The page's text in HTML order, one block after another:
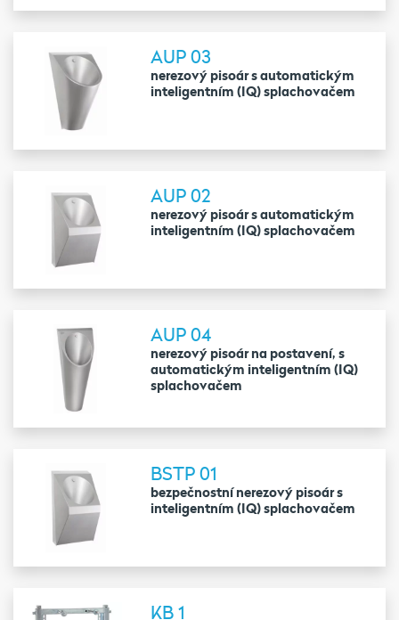
AUP 03
nerezový pisoár s automatickým
inteligentním (IQ) splachovačem
AUP 02
nerezový pisoár s automatickým
inteligentním (IQ) splachovačem
AUP 04
nerezový pisoár na postavení, s
automatickým inteligentním (IQ)
splachovačem
BSTP 01
bezpečnostní nerezový pisoár s
inteligentním (IQ) splachovačem
KB 1